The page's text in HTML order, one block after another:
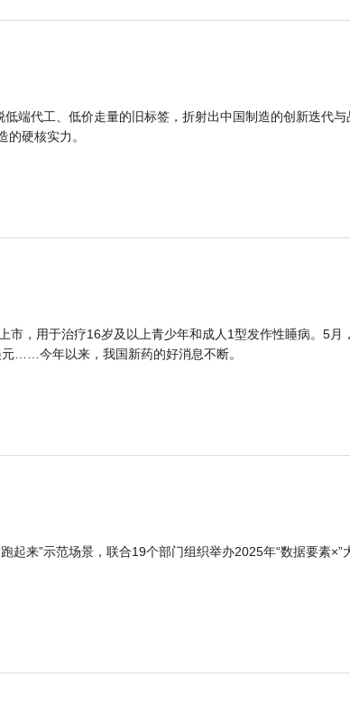
端代工、低价走量的旧标签，折射出中国制造的创新迭代与
硬核实力。
市，用于治疗16岁及以上青少年和成人1型发作性睡病。5月
……今年以来，我国新药的好消息不断。
起来”示范场景，联合19个部门组织举办2025年“数据要素×”